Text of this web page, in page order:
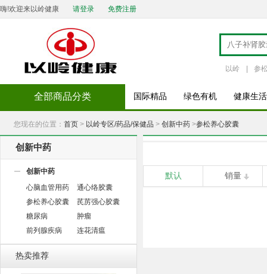
嗨!欢迎来以岭健康 请登录 免费注册
以岭 参
全部商品分类 国际精品 绿色有机 健康生活
您现在的位置： 首页 > 以岭专区/药品/保健品 > 创新中药 >参松养心胶囊
创新中药
创新中药
心脑血管用药
通心络胶囊
参松养心胶囊
芪苈强心胶囊
糖尿病
肿瘤
前列腺疾病
连花清瘟
热卖推荐
默认 销量